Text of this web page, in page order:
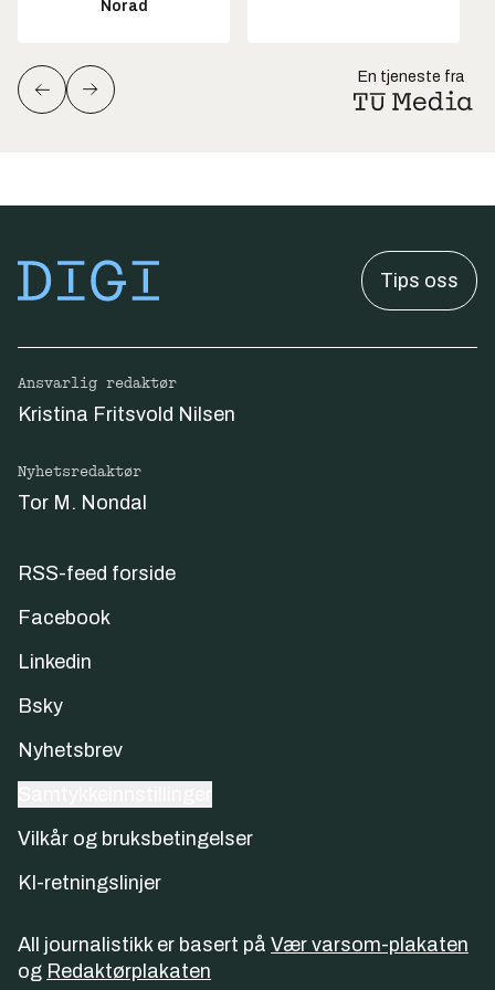
Norad
En tjeneste fra
Tips oss
Ansvarlig redaktør
Kristina Fritsvold Nilsen
Nyhetsredaktør
Tor M. Nondal
RSS-feed forside
Facebook
Linkedin
Bsky
Nyhetsbrev
Vilkår og bruksbetingelser
KI-retningslinjer
All journalistikk er basert på Vær varsom-plakaten
og Redaktørplakaten